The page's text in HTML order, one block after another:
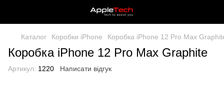
Каталог Коробки iPhone Коробка iPhone 12 Pro Max
Коробка iPhone 12 Pro Max Graphite
Артикул: 1220 Написати відгук